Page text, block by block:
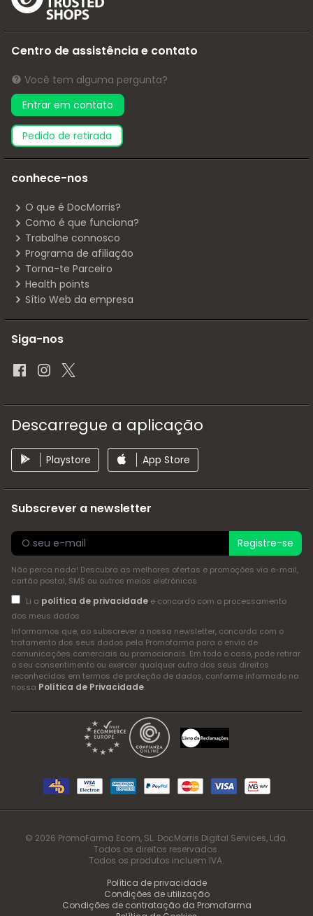
Centro de assistência e contato
Você tem alguma pergunta?
Entrar em contato
pedido de retirada
conhece-nos
O que é DocMorris?
Como é que funciona?
Trabalhe connosco
Programa de afiliação
Torna-te Parceiro
Health points
Sítio Web da empresa
Siga-nos
Descarregue a aplicação
Playstore App Store
Subscrever a newsletter
Registre-se
Não perca nada! Descubra as melhores ofertas e promoções via e-mail,
cartão postal, SMS ou outros meios eletrónicos
Li a política de privacidadee concordo com o processamento
dos meus dados
Informamos que, ao subscrever a nossa newsletter, concorda com o
tratamento dos seus dados pela Promofarma para o envio de
comunicações comerciais ou promocionais. Em todo o caso, pode retirar
o seu consentimento ou exercer qualquer outro dos seus direitos
reconhecidos em termos de proteção de dados, conforme informado na
nossa Política de Privacidade.
© 2026 PromoFarma Ecom, SL. DocMorris Digital Services, Lda.
Todos os direitos reservados.
Todos os produtos incluem IVA.
Política de privacidade
Condições de utilização
Condições de contratação da Promofarma